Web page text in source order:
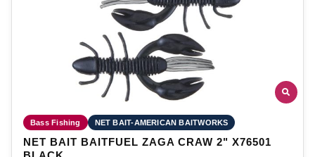
Bass Fishing NET BAIT-AMERICAN BAITWORKS
NET BAIT BAITFUEL ZAGA CRAW 2" X76501